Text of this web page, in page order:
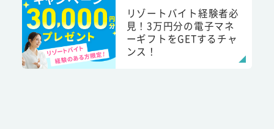
リゾートバイト経験者必
見！3万円分の電子マネ
ーギフトをGETするチャ
ンス！